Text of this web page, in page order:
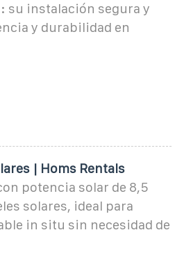
su instalación segura y
y durabilidad en
| Homs Rentals
potencia solar de 8,5
solares, ideal para
in situ sin necesidad de